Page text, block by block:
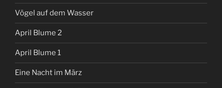
Vögel auf dem Wasser
April Blume 2
April Blume 1
Eine Nacht im März